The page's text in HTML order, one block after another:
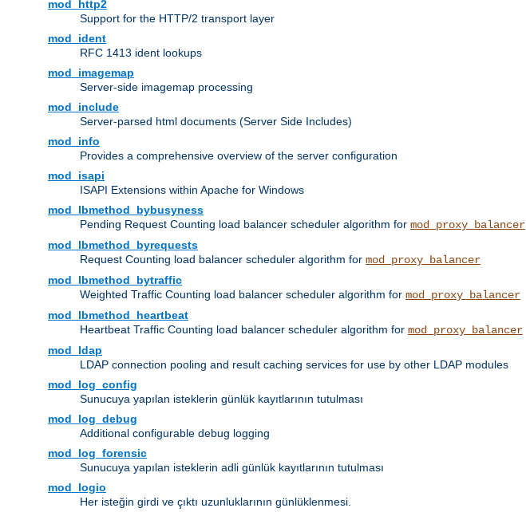
mod_http2
Support for the HTTP/2 transport layer
mod_ident
RFC 1413 ident lookups
mod_imagemap
Server-side imagemap processing
mod_include
Server-parsed html documents (Server Side Includes)
mod_info
Provides a comprehensive overview of the server configuration
mod_isapi
ISAPI Extensions within Apache for Windows
mod_lbmethod_bybusyness
Pending Request Counting load balancer scheduler algorithm for mod_proxy_balancer
mod_lbmethod_byrequests
Request Counting load balancer scheduler algorithm for mod_proxy_balancer
mod_lbmethod_bytraffic
Weighted Traffic Counting load balancer scheduler algorithm for mod_proxy_balancer
mod_lbmethod_heartbeat
Heartbeat Traffic Counting load balancer scheduler algorithm for mod_proxy_balancer
mod_ldap
LDAP connection pooling and result caching services for use by other LDAP modules
mod_log_config
Sunucuya yapılan isteklerin günlük kayıtlarının tutulması
mod_log_debug
Additional configurable debug logging
mod_log_forensic
Sunucuya yapılan isteklerin adli günlük kayıtlarının tutulması
mod_logio
Her isteğin girdi ve çıktı uzunluklarının günlüklenmesi.